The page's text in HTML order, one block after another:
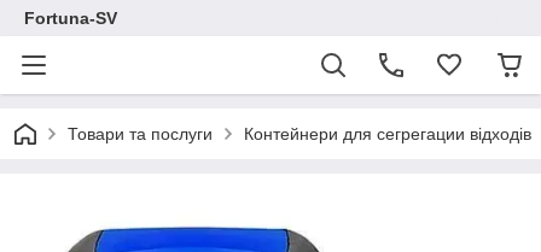
Fortuna-SV
Товари та послуги Контейнери для сегрегации відходів